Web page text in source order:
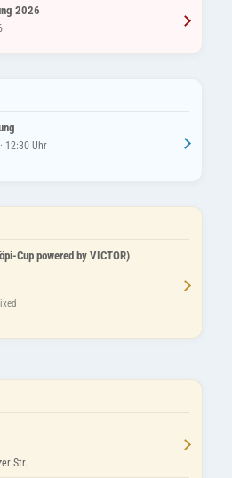
2026
12:30 Uhr
Cup powered by VICTOR)
Str.